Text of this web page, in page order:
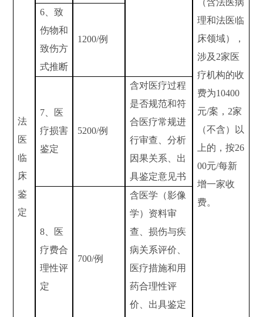
法
医
临
床
鉴
定
（含法医病
理和法医临
床领域），
涉及 2家医
疗机构的收
费为10400
元/案， 2家
（不含）以
上的，按26
00元/每新
增一家收
费。
6 、致
伤物和
致伤方
式推断
1200/例
7 、医
疗损害
鉴定
5200/例
含对医疗过程
是否规范和符
合医疗常规进
行审查、分析
因果关系、出
具鉴定意见书
8 、医
疗费合
理性评
定
700/例
含医学（影像
学）资料审
查、损伤与疾
病关系评价、
医疗措施和用
药合理性评
价、出具鉴定